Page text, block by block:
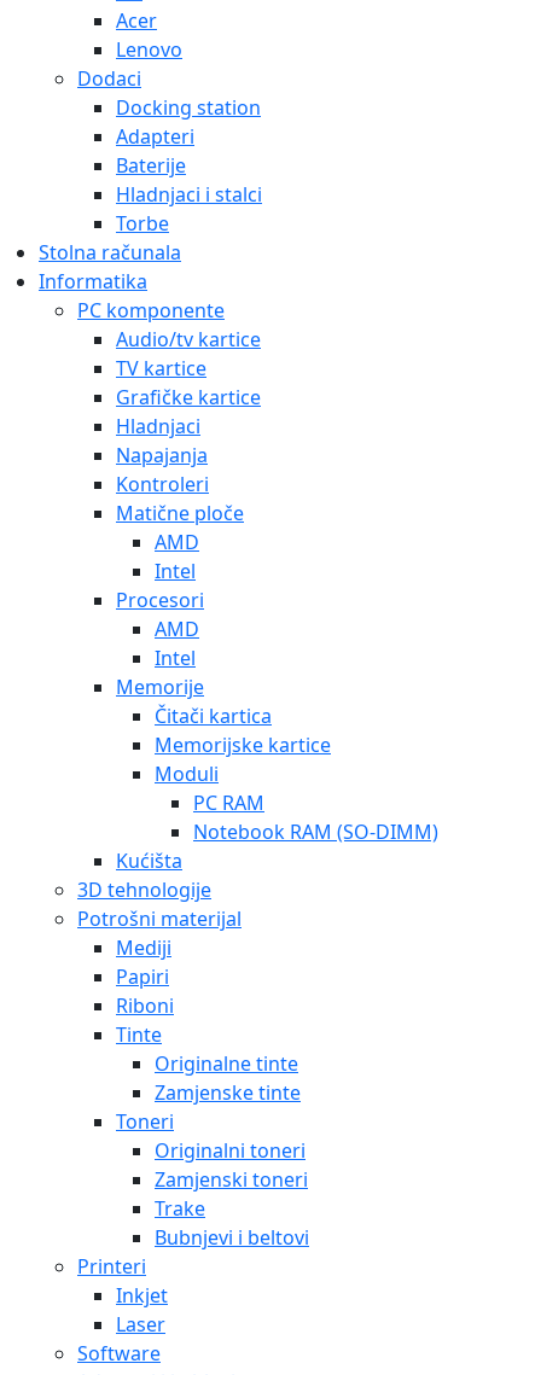
Acer
Lenovo
Dodaci
Docking station
Adapteri
Baterije
Hladnjaci i stalci
Torbe
Stolna računala
Informatika
PC komponente
Audio/tv kartice
TV kartice
Grafičke kartice
Hladnjaci
Napajanja
Kontroleri
Matične ploče
AMD
Intel
Procesori
AMD
Intel
Memorije
Čitači kartica
Memorijske kartice
Moduli
PC RAM
Notebook RAM (SO-DIMM)
Kućišta
3D tehnologije
Potrošni materijal
Mediji
Papiri
Riboni
Tinte
Originalne tinte
Zamjenske tinte
Toneri
Originalni toneri
Zamjenski toneri
Trake
Bubnjevi i beltovi
Printeri
Inkjet
Laser
Software